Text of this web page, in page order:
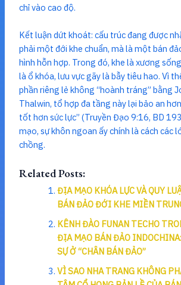
chỉ vào cao độ.
Kết luận dứt khoát: cấu trúc đang được
phải một đới khe chuẩn, mà là một bán
hình hỗn hợp. Trong đó, khe là xương
là ổ khóa, lưu vực gãy là bẫy tiêu hao. Vì
phần riêng lẻ không “hoành tráng” bằng
Thalwin, tổ hợp đa tầng này lại bảo an
tốt hơn sức lực” (Truyền Đạo 9:16, BD
mạo, sự khôn ngoan ấy chính là cách các
chồng.
Related Posts:
ĐỊA MẠO KHÓA LỰC VÀ QUY
BÁN ĐẢO ĐỚI KHE MIỀN
KÊNH ĐÀO FUNAN TECHO
ĐỊA MẠO BÁN ĐẢO
SỰ Ở “CHÂN BÁN ĐẢO”
VÌ SAO NHA TRANG KHÔNG